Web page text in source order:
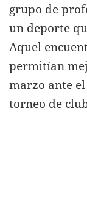
grupo de
un deporte
Aquel
permitían
marzo ante
torneo de